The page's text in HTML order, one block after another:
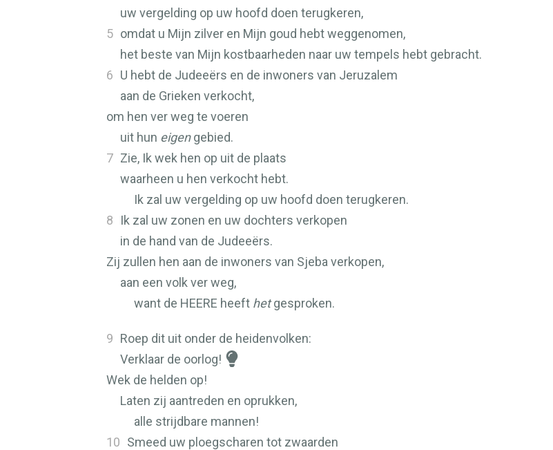
uw vergelding op uw hoofd doen terugkeren,
5 omdat u Mijn zilver en Mijn goud hebt weggenomen,
het beste van Mijn kostbaarheden naar uw tempels hebt gebracht.
6 U hebt de Judeeërs en de inwoners van Jeruzalem
aan de Grieken verkocht,
om hen ver weg te voeren
uit hun eigengebied.
7 Zie, Ik wek hen op uit de plaats
waarheen u hen verkocht hebt.
Ik zal uw vergelding op uw hoofd doen terugkeren.
8
Ik zal uw zonen en uw dochters verkopen
in de hand van de Judeeërs.
Zij zullen hen aan de inwoners van Sjeba verkopen,
aan een volk ver weg,
want de HEERE heeft hetgesproken.
9 Roep dit uit onder de heidenvolken:
Verklaar de oorlog!
Wek de helden op!
Laten zij aantreden en oprukken,
alle strijdbare mannen!
10 Smeed uw ploegscharen tot zwaarden